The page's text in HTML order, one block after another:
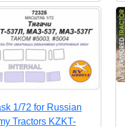
1/72 for Russian
Tractors KZKT-